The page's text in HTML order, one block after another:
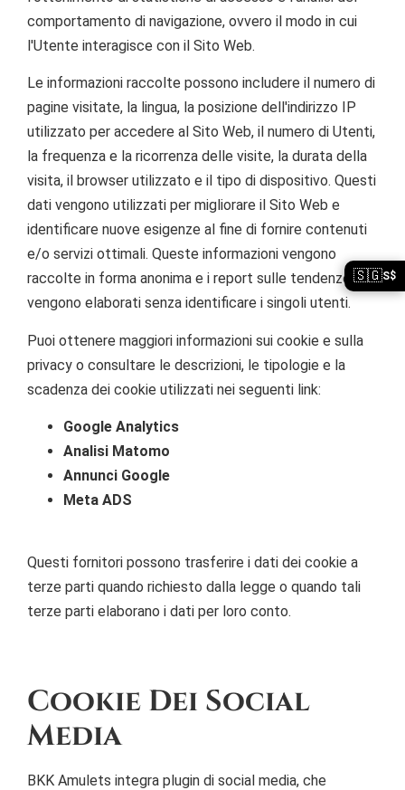
comportamento di navigazione, ovvero il modo in cui
l'Utente interagisce con il Sito Web.
Le informazioni raccolte possono includere il numero di
pagine visitate, la lingua, la posizione dell'indirizzo IP
utilizzato per accedere al Sito Web, il numero di Utenti,
la frequenza e la ricorrenza delle visite, la durata della
visita, il browser utilizzato e il tipo di dispositivo. Questi
dati vengono utilizzati per migliorare il Sito Web e
identificare nuove esigenze al fine di fornire contenuti
e/o servizi ottimali. Queste informazioni vengono
raccolte in forma anonima e i report sulle tendenze
vengono elaborati senza identificare i singoli utenti.
Puoi ottenere maggiori informazioni sui cookie e sulla
privacy o consultare le descrizioni, le tipologie e la
scadenza dei cookie utilizzati nei seguenti link:
Google Analytics
Analisi Matomo
Annunci Google
Meta ADS
Questi fornitori possono trasferire i dati dei cookie a
terze parti quando richiesto dalla legge o quando tali
terze parti elaborano i dati per loro conto.
Cookie Dei Social
Media
BKK Amulets integra plugin di social media, che
🇸🇬S$